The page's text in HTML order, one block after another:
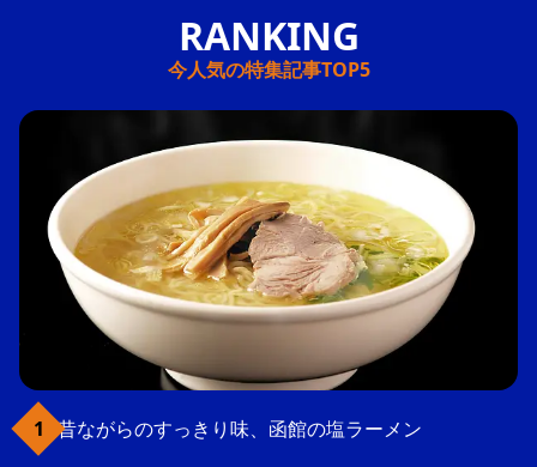
今人気の特集記事TOP5
昔ながらのすっきり味、函館の塩ラーメン